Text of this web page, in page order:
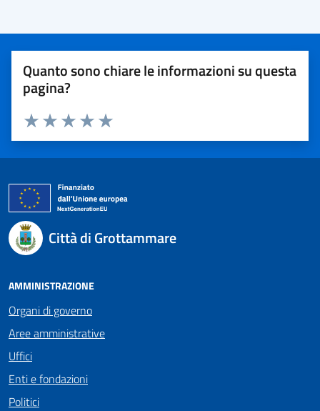
Quanto sono chiare le informazioni su questa
pagina?
Valuta 5 stelle su 5
Valuta 4 stelle su 5
Valuta 3 stelle su 5
Valuta 2 stelle su 5
Valuta 1 stelle su 5
Città di Grottammare
AMMINISTRAZIONE
Organi di governo
Aree amministrative
Uffici
Enti e fondazioni
Politici